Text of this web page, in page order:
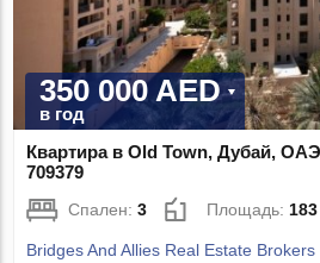
350 000 AED
в год
Квартира в Old Town, Дубай,
709379
Спален:3 Площадь:
Bridges And Allies Real Estate Brokers